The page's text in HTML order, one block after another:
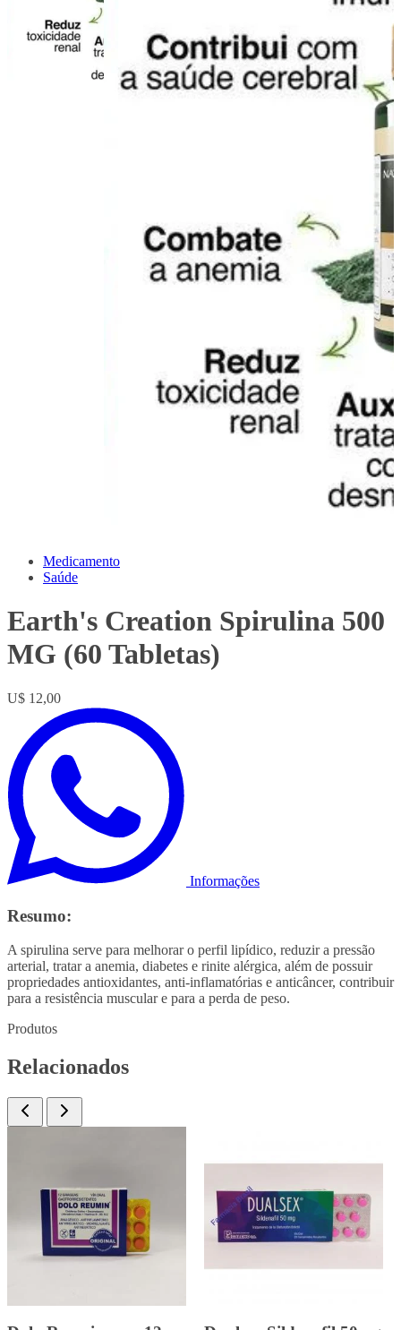
Medicamento
Saúde
Earth's Creation Spirulina 500
MG (60 Tabletas)
U$ 12,00
Informações
Resumo:
A spirulina serve para melhorar o perfil lipídico, reduzir a pressão
arterial, tratar a anemia, diabetes e rinite alérgica, além de possuir
propriedades antioxidantes, anti-inflamatórias e anticâncer, contribuir
para a resistência muscular e para a perda de peso.
Produtos
Relacionados